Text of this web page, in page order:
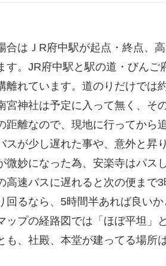
はＪR府中駅が起点・終点、
す。JR府中駅と駅の道・びん
離れています。道のりだけでは
神社は予定に入って無く、そ
距離なので、現地に行ってから
が少し遅れた事や、意外と昇
微妙になった為、安楽寺はパス
高速バスに遅れると次の便まで
るなら、5時間半あれば良いか
プの経路図では「ほぼ平坦」
も、社殿、本堂が建ってる場所